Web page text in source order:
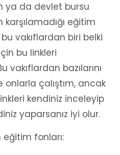
ya da devlet bursu
eğitim
vakıflardan biri belki
bu linkleri
vakıflardan bazılarını
çalıştım, ancak
kendiniz inceleyip
yaparsanız iyi olur.
eğitim fonları: